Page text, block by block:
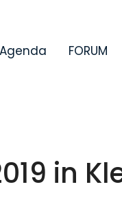
Agenda FORUM
in